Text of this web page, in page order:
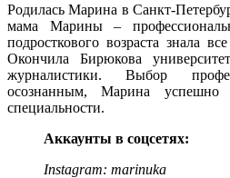
Родилась Марина в Санкт-
мама Марины –
подросткового возраста знала
Окончила Бирюкова
журналистики. Выбор
осознанным, Марина успешно
специальности.
Аккаунты в соцсетях:
Instagram: marinuka